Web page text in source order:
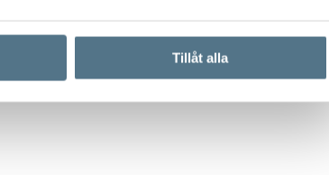
Tillåt alla